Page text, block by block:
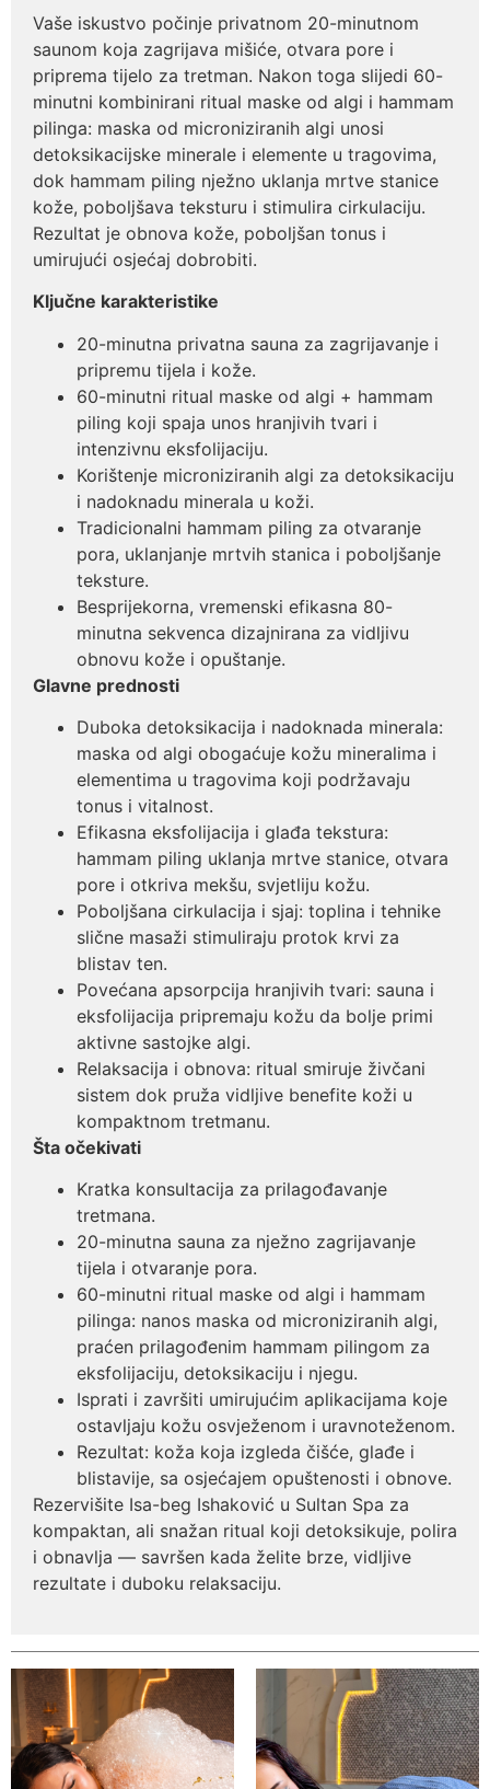
Vaše iskustvo počinje privatnom 20-minutnom
saunom koja zagrijava mišiće, otvara pore i
priprema tijelo za tretman. Nakon toga slijedi 60-
minutni kombinirani ritual maske od algi i hammam
pilinga: maska od microniziranih algi unosi
detoksikacijske minerale i elemente u tragovima,
dok hammam piling nježno uklanja mrtve stanice
kože, poboljšava teksturu i stimulira cirkulaciju.
Rezultat je obnova kože, poboljšan tonus i
umirujući osjećaj dobrobiti.
Ključne karakteristike
20-minutna privatna sauna za zagrijavanje i
pripremu tijela i kože.
60-minutni ritual maske od algi + hammam
piling koji spaja unos hranjivih tvari i
intenzivnu eksfolijaciju.
Korištenje microniziranih algi za detoksikaciju
i nadoknadu minerala u koži.
Tradicionalni hammam piling za otvaranje
pora, uklanjanje mrtvih stanica i poboljšanje
teksture.
Besprijekorna, vremenski efikasna 80-
minutna sekvenca dizajnirana za vidljivu
obnovu kože i opuštanje.
Glavne prednosti
Duboka detoksikacija i nadoknada minerala:
maska od algi obogaćuje kožu mineralima i
elementima u tragovima koji podržavaju
tonus i vitalnost.
Efikasna eksfolijacija i glađa tekstura:
hammam piling uklanja mrtve stanice, otvara
pore i otkriva mekšu, svjetliju kožu.
Poboljšana cirkulacija i sjaj: toplina i tehnike
slične masaži stimuliraju protok krvi za
blistav ten.
Povećana apsorpcija hranjivih tvari: sauna i
eksfolijacija pripremaju kožu da bolje primi
aktivne sastojke algi.
Relaksacija i obnova: ritual smiruje živčani
sistem dok pruža vidljive benefite koži u
kompaktnom tretmanu.
Šta očekivati
Kratka konsultacija za prilagođavanje
tretmana.
20-minutna sauna za nježno zagrijavanje
tijela i otvaranje pora.
60-minutni ritual maske od algi i hammam
pilinga: nanos maska od microniziranih algi,
praćen prilagođenim hammam pilingom za
eksfolijaciju, detoksikaciju i njegu.
Isprati i završiti umirujućim aplikacijama koje
ostavljaju kožu osvježenom i uravnoteženom.
Rezultat: koža koja izgleda čišće, glađe i
blistavije, sa osjećajem opuštenosti i obnove.
Rezervišite Isa-beg Ishaković u Sultan Spa za
kompaktan, ali snažan ritual koji detoksikuje, polira
i obnavlja — savršen kada želite brze, vidljive
rezultate i duboku relaksaciju.